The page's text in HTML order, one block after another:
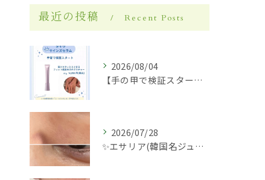
最近の投稿 Recent Posts
2026/08/04
【手の甲で検証スタート】✋✨
2026/07/28
✨エサリア(韓国名ジュブアセル)導入します✨